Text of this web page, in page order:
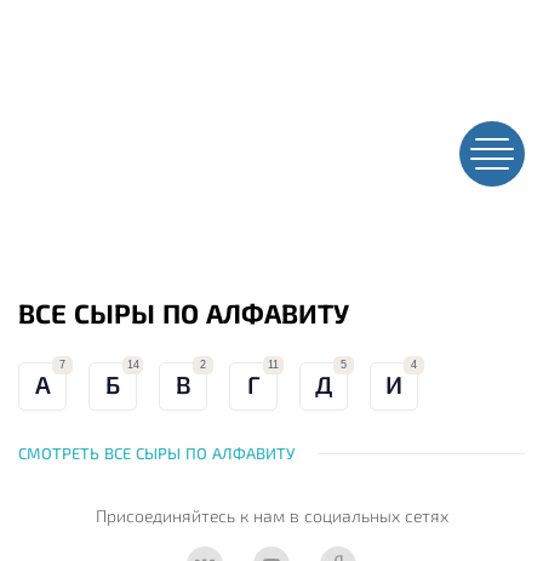
ВСЕ СЫРЫ ПО АЛФАВИТУ
А
7
Б
14
В
2
Г
11
Д
5
И
4
СМОТРЕТЬ ВСЕ СЫРЫ ПО АЛФАВИТУ
Присоединяйтесь к намв социальных сетях